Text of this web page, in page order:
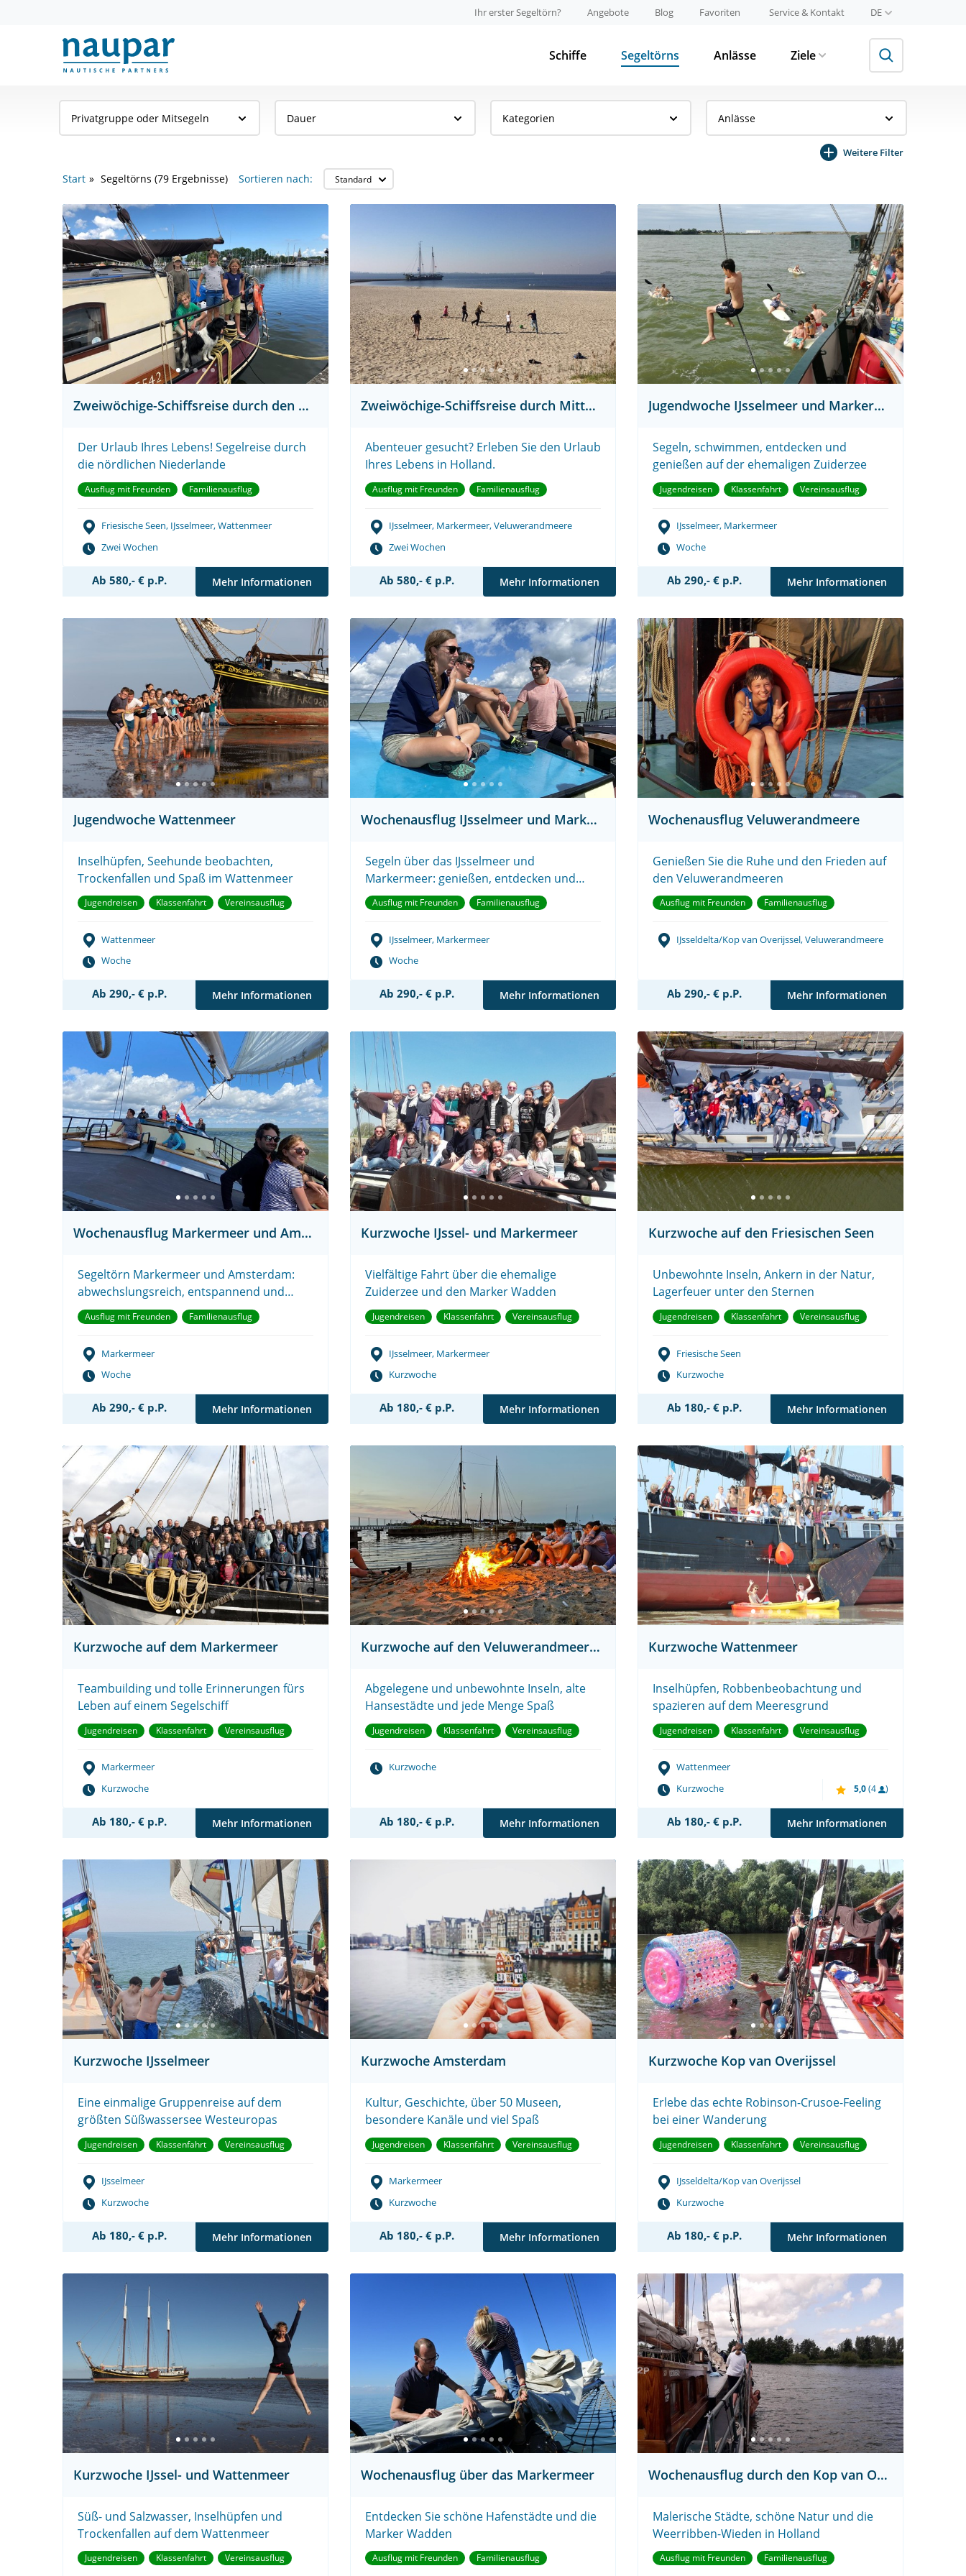
Ihr erster Segeltörn? Angebote Blog Favoriten Service & Kontakt DE
Schiffe Segeltörns Anlässe Ziele
Privatgruppe oder Mitsegeln Dauer Kategorien Anlässe
Weitere Filter
Start Segeltörns (79 Ergebnisse) Sortieren nach:
Zweiwöchige-Schiffsreise durch den Norden Hollands
Der Urlaub Ihres Lebens! Segelreise durch
die nördlichen Niederlande
Ausflug mit Freunden Familienausflug
Friesische Seen, IJsselmeer, Wattenmeer
Zwei Wochen
Ab 580,- € p.P. Mehr Informationen
Zweiwöchige-Schiffsreise durch Mittelholland
Abenteuer gesucht? Erleben Sie den Urlaub
Ihres Lebens in Holland.
Ausflug mit Freunden Familienausflug
IJsselmeer, Markermeer, Veluwerandmeere
Zwei Wochen
Ab 580,- € p.P. Mehr Informationen
Jugendwoche IJsselmeer und Markermeer
Segeln, schwimmen, entdecken und
genießen auf der ehemaligen Zuiderzee
Jugendreisen Klassenfahrt Vereinsausflug
IJsselmeer, Markermeer
Woche
Ab 290,- € p.P. Mehr Informationen
Jugendwoche Wattenmeer
Inselhüpfen, Seehunde beobachten,
Trockenfallen und Spaß im Wattenmeer
Jugendreisen Klassenfahrt Vereinsausflug
Wattenmeer
Woche
Ab 290,- € p.P. Mehr Informationen
Wochenausflug IJsselmeer und Markermeer
Segeln über das IJsselmeer und
Markermeer: genießen, entdecken und
erleben.
Ausflug mit Freunden Familienausflug
IJsselmeer, Markermeer
Woche
Ab 290,- € p.P. Mehr Informationen
Wochenausflug Veluwerandmeere
Genießen Sie die Ruhe und den Frieden auf
den Veluwerandmeeren
Ausflug mit Freunden Familienausflug
IJsseldelta/Kop van Overijssel, Veluwerandmeere
Ab 290,- € p.P. Mehr Informationen
Wochenausflug Markermeer und Amsterdam
Segeltörn Markermeer und Amsterdam:
abwechslungsreich, entspannend und
erlebnisreich!
Ausflug mit Freunden Familienausflug
Markermeer
Woche
Ab 290,- € p.P. Mehr Informationen
Kurzwoche IJssel- und Markermeer
Vielfältige Fahrt über die ehemalige
Zuiderzee und den Marker Wadden
Jugendreisen Klassenfahrt Vereinsausflug
IJsselmeer, Markermeer
Kurzwoche
Ab 180,- € p.P. Mehr Informationen
Kurzwoche auf den Friesischen Seen
Unbewohnte Inseln, Ankern in der Natur,
Lagerfeuer unter den Sternen
Jugendreisen Klassenfahrt Vereinsausflug
Friesische Seen
Kurzwoche
Ab 180,- € p.P. Mehr Informationen
Kurzwoche auf dem Markermeer
Teambuilding und tolle Erinnerungen fürs
Leben auf einem Segelschiff
Jugendreisen Klassenfahrt Vereinsausflug
Markermeer
Kurzwoche
Ab 180,- € p.P. Mehr Informationen
Kurzwoche auf den Veluwerandmeeren
Abgelegene und unbewohnte Inseln, alte
Hansestädte und jede Menge Spaß
Jugendreisen Klassenfahrt Vereinsausflug
Kurzwoche
Ab 180,- € p.P. Mehr Informationen
Kurzwoche Wattenmeer
Inselhüpfen, Robbenbeobachtung und
spazieren auf dem Meeresgrund
Jugendreisen Klassenfahrt Vereinsausflug
Wattenmeer
Kurzwoche
5,0(4 )
Ab 180,- € p.P. Mehr Informationen
Kurzwoche IJsselmeer
Eine einmalige Gruppenreise auf dem
größten Süßwassersee Westeuropas
Jugendreisen Klassenfahrt Vereinsausflug
IJsselmeer
Kurzwoche
Ab 180,- € p.P. Mehr Informationen
Kurzwoche Amsterdam
Kultur, Geschichte, über 50 Museen,
besondere Kanäle und viel Spaß
Jugendreisen Klassenfahrt Vereinsausflug
Markermeer
Kurzwoche
Ab 180,- € p.P. Mehr Informationen
Kurzwoche Kop van Overijssel
Erlebe das echte Robinson-Crusoe-Feeling
bei einer Wanderung
Jugendreisen Klassenfahrt Vereinsausflug
IJsseldelta/Kop van Overijssel
Kurzwoche
Ab 180,- € p.P. Mehr Informationen
Kurzwoche IJssel- und Wattenmeer
Süß- und Salzwasser, Inselhüpfen und
Trockenfallen auf dem Wattenmeer
Jugendreisen Klassenfahrt Vereinsausflug
Wochenausflug über das Markermeer
Entdecken Sie schöne Hafenstädte und die
Marker Wadden
Ausflug mit Freunden Familienausflug
Wochenausflug durch den Kop van Overijssel
Malerische Städte, schöne Natur und die
Weerribben-Wieden in Holland
Ausflug mit Freunden Familienausflug